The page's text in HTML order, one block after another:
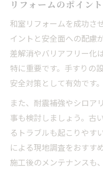
リフォームのポイン
和室リフォームを成功さ
イントと安全面への配慮
差解消やバリアフリー化
特に重要です。手すりの
安全対策として有効です。
また、耐震補強やシロア
事も検討しましょう。古
るトラブルも起こりやす
による現地調査をおすす
施工後のメンテナンスも